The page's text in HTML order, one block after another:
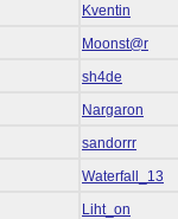
Kventin
Mооnst@r
sh4de
Nargaron
sandorrr
Waterfall_13
Liht_on